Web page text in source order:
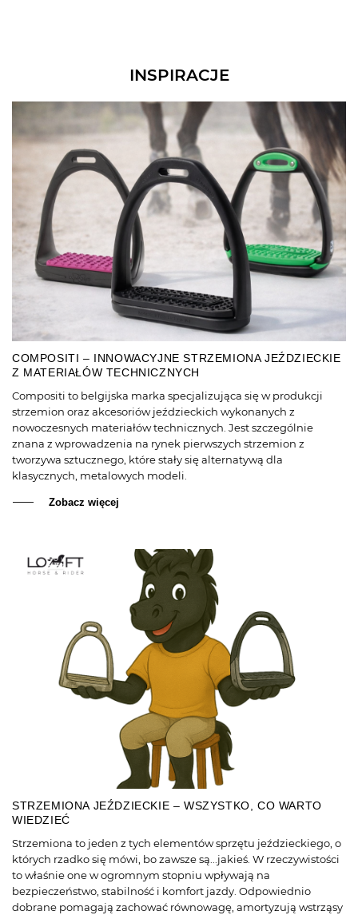
INSPIRACJE
COMPOSITI – INNOWACYJNE STRZEMIONA JEŹDZIECKIE
Z MATERIAŁÓW TECHNICZNYCH
Compositi to belgijska marka specjalizująca się w produkcji
strzemion oraz akcesoriów jeździeckich wykonanych z
nowoczesnych materiałów technicznych. Jest szczególnie
znana z wprowadzenia na rynek pierwszych strzemion z
tworzywa sztucznego, które stały się alternatywą dla
klasycznych, metalowych modeli.
Zobacz więcej
STRZEMIONA JEŹDZIECKIE – WSZYSTKO, CO WARTO
WIEDZIEĆ
Strzemiona to jeden z tych elementów sprzętu jeździeckiego, o
których rzadko się mówi, bo zawsze są...jakieś. W rzeczywistości
to właśnie one w ogromnym stopniu wpływają na
bezpieczeństwo, stabilność i komfort jazdy. Odpowiednio
dobrane pomagają zachować równowagę, amortyzują wstrząsy